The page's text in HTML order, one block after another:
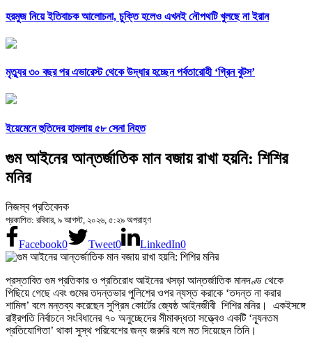
হরমুজ নিয়ে ইতিবাচক আলোচনা, চুক্তি হলেও এখনই নৌপথটি খুলছে না ইরান
মৃত্যুর ৩০ বছর পর এভারেস্ট থেকে উদ্ধার হচ্ছেন পর্বতারোহী ‘গ্রিন বুটস’
ইয়েমেনে হুতিদের হামলায় ৫৮ সেনা নিহত
গুম আইনের আন্তর্জাতিক মান বজায় রাখা হয়নি: শিশির
মনির
নিজস্ব প্রতিবেদক
প্রকাশিত: রবিবার, ৯ আগস্ট, ২০২৬, ৫:২৯ অপরাহ্ণ
Facebook0 Tweet0 LinkedIn0
প্রস্তাবিত গুম প্রতিকার ও প্রতিরোধ আইনের খসড়া আন্তর্জাতিক মানদণ্ড থেকে
পিছিয়ে গেছে এবং গুমের তদন্তভার পুলিশের ওপর ন্যস্ত করাকে ‘তদন্ত না করার
শামিল’ বলে মন্তব্য করেছেন সুপ্রিম কোর্টের জ্যেষ্ঠ আইনজীবী শিশির মনির। একইসঙ্গে
রাষ্ট্রপতি নির্বাচনে সংবিধানের ৭০ অনুচ্ছেদের সীমাবদ্ধতা সত্ত্বেও একটি ‘ন্যূনতম
প্রতিযোগিতা’ থাকা সুস্থ পরিবেশের জন্য জরুরি বলে মত দিয়েছেন তিনি।